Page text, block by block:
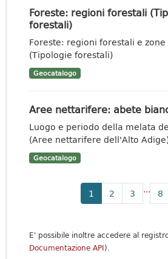
Foreste: regioni forestali
forestali)
Foreste: regioni forestali e
(Tipologie forestali)
Geocatalogo
Aree nettarifere: abete
Luogo e periodo della melata
(Aree nettarifere dell'Alto
Geocatalogo
1 2 3 ... 8
E' possibile inoltre accedere al
Documentazione API).